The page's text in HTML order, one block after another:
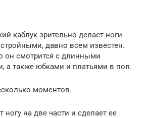
каблук зрительно делает ноги
давно всем известен.
он смотрится с длинными
а также юбками и платьями в пол.
моментов.
ногу на две части и сделает ее